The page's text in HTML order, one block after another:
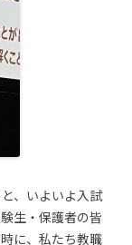
、いよいよ入試
生・保護者の皆
に、私たち教職